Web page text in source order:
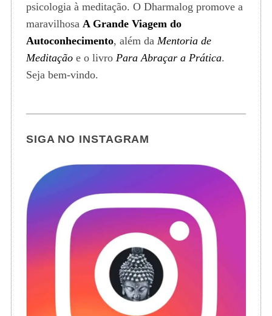
psicologia à meditação. O Dharmalog promove a
maravilhosa A Grande Viagem do
Autoconhecimento, além da Mentoria de
Meditaçãoe o livro Para Abraçar a Prática.
Seja bem-vindo.
SIGA NO INSTAGRAM